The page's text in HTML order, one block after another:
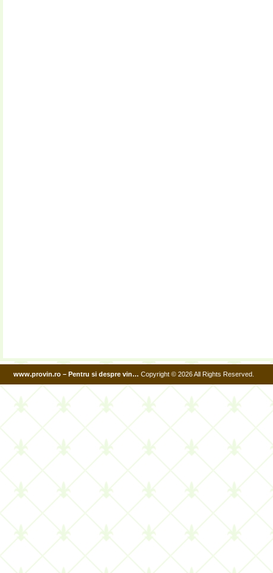
www.provin.ro – Pentru si despre vin… Copyright © 2026 All Rights Reserved.